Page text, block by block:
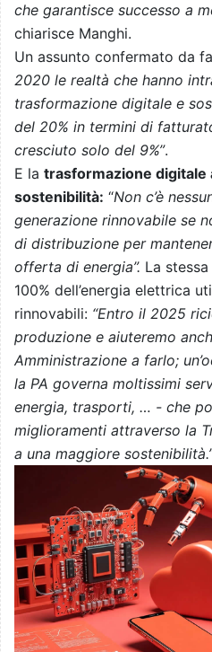
che garantisce successo a
chiarisce Manghi.
Un assunto confermato da
2020 le realtà che hanno
trasformazione digitale e
del 20% in termini di
cresciuto solo del 9%”.
E la trasformazione digitale
sostenibilità: “Non c’è
generazione rinnovabile se
di distribuzione per
offerta di energia”. La
100% dell’energia elettrica
rinnovabili: “Entro il 2025
produzione e aiuteremo
Amministrazione a farlo;
la PA governa moltissimi
energia, trasporti, … - che
miglioramenti attraverso la
a una maggiore